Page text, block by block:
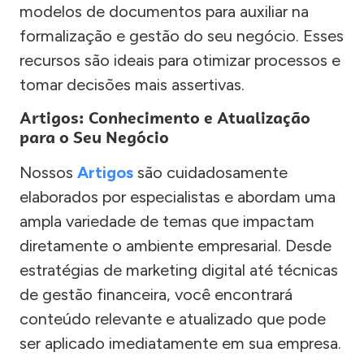
modelos de documentos para auxiliar na
formalização e gestão do seu negócio. Esses
recursos são ideais para otimizar processos e
tomar decisões mais assertivas.
Artigos: Conhecimento e Atualização
para o Seu Negócio
Nossos Artigos são cuidadosamente
elaborados por especialistas e abordam uma
ampla variedade de temas que impactam
diretamente o ambiente empresarial. Desde
estratégias de marketing digital até técnicas
de gestão financeira, você encontrará
conteúdo relevante e atualizado que pode
ser aplicado imediatamente em sua empresa.